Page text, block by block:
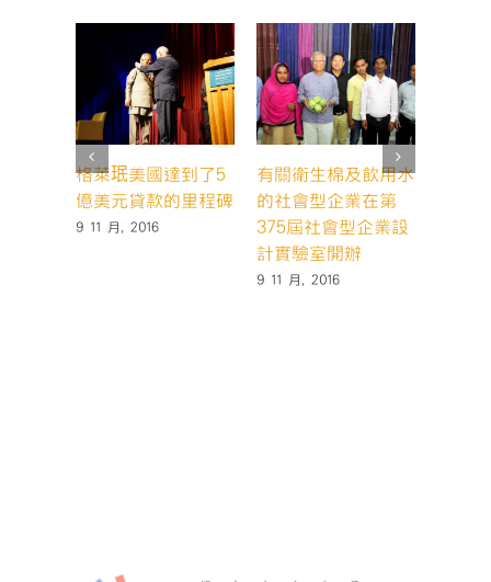
格萊珉美國達到了5
億美元貸款的里程碑
9 11 月, 2016
有關衛生棉及飲用水
的社會型企業在第
375屆社會型企業設
計實驗室開辦
9 11 月, 2016